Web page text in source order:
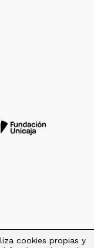
cookies propias y